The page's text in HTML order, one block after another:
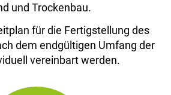
und Trockenbau.
für die Fertigstellung des
dem endgültigen Umfang der
vereinbart werden.